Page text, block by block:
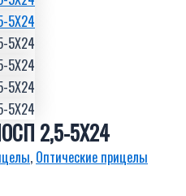
2,5-5Х24
, Оптические прицелы